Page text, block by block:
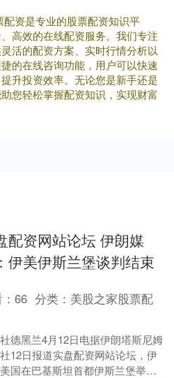
资是专业的股票配资知识平
高效的在线配资服务。我们专注
活的配资方案、实时行情分析以
的在线咨询功能，用户可以快速
升投资效率。无论您是新手还是
您轻松掌握配资知识，实现财富
配资网站论坛 伊朗媒
伊美伊斯兰堡谈判结束
：66 分类： 美股之家股票配
德黑兰4月12日电据伊朗塔斯尼姆
12日报道实盘配资网站论坛，伊
国在巴基斯坦首都伊斯兰堡举行